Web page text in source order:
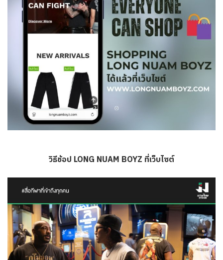
วิธีช้อป LONG NUAM BOYZ ที่เว็บไซต์